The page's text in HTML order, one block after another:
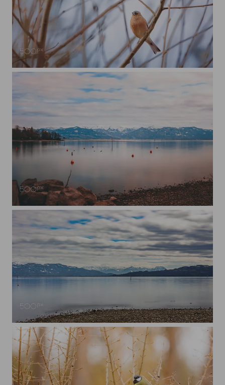
Buchfink
Alpenpanorama über dem Bodensee
Alpenpanorama über dem Bodensee